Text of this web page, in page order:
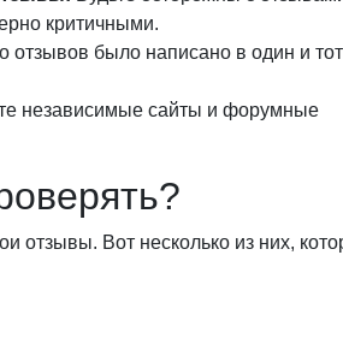
критичными.
отзывов было написано в один и
независимые сайты и форумные
отзывы. Вот несколько из них,